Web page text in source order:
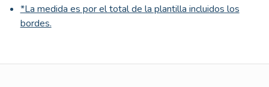
*La medida es por el total de la plantilla incluidos los
bordes.